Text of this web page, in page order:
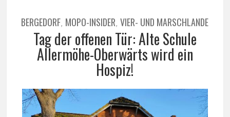
BERGEDORF, MOPO-INSIDER,VIER- UND MARSCHLANDE
Tag der offenen Tür: Alte Schule
Allermöhe-Oberwärts wird ein
Hospiz!